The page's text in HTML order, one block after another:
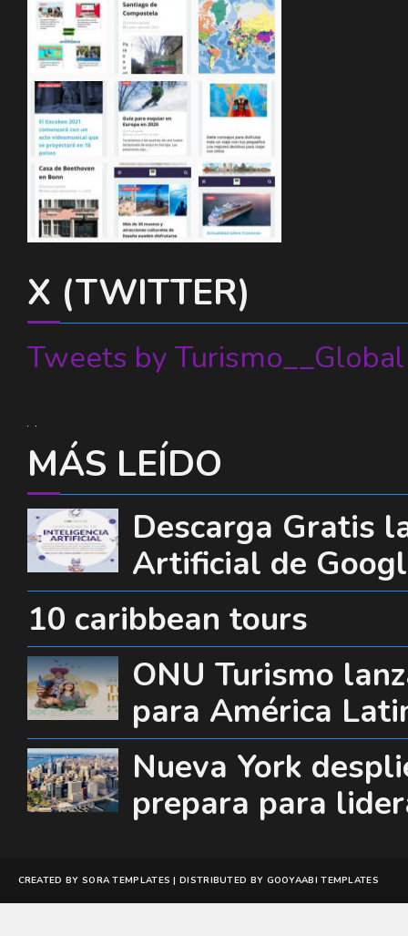
X (TWITTER)
Tweets by Turismo__Global
MÁS LEÍDO
Descarga Gratis
Artificial de
10 caribbean tours
ONU Turismo
para América
Nueva York
prepara para
CREATED BY SORA TEMPLATES | DISTRIBUTED BY GOOYAABI TEMPLATES